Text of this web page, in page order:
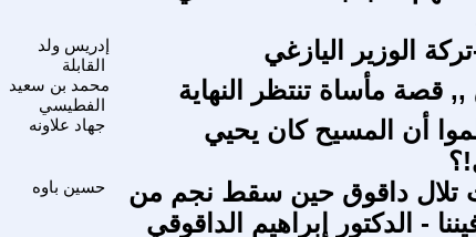
إدريس ولد
القابلة
الوزير اليازغي
محمد بن سعيد
الفطيسي
,, قصة مأساة تنتظر النهاية
جهاد علاونه
أن المسيح كان يحيي
حسين باوه
داقوق حين سقط نجم من
- الدكتور إبراهيم الداقوقي